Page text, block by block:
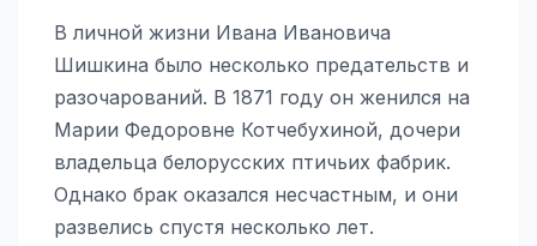
В личной жизни Ивана Ивановича
Шишкина было несколько предательств и
разочарований. В 1871 году он женился на
Марии Федоровне Котчебухиной, дочери
владельца белорусских птичьих фабрик.
Однако брак оказался несчастным, и они
развелись спустя несколько лет.